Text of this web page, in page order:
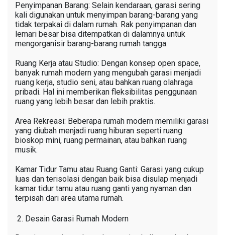
Penyimpanan Barang: Selain kendaraan, garasi sering
kali digunakan untuk menyimpan barang-barang yang
tidak terpakai di dalam rumah. Rak penyimpanan dan
lemari besar bisa ditempatkan di dalamnya untuk
mengorganisir barang-barang rumah tangga.
Ruang Kerja atau Studio: Dengan konsep open space,
banyak rumah modern yang mengubah garasi menjadi
ruang kerja, studio seni, atau bahkan ruang olahraga
pribadi. Hal ini memberikan fleksibilitas penggunaan
ruang yang lebih besar dan lebih praktis.
Area Rekreasi: Beberapa rumah modern memiliki garasi
yang diubah menjadi ruang hiburan seperti ruang
bioskop mini, ruang permainan, atau bahkan ruang
musik.
Kamar Tidur Tamu atau Ruang Ganti: Garasi yang cukup
luas dan terisolasi dengan baik bisa disulap menjadi
kamar tidur tamu atau ruang ganti yang nyaman dan
terpisah dari area utama rumah.
Desain Garasi Rumah Modern